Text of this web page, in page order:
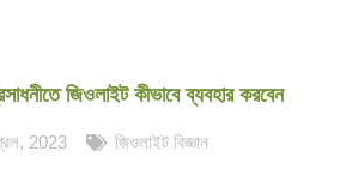
জিওলাইট কীভাবে ব্যবহার করবেন
2023 জিওলাইট বিজ্ঞান